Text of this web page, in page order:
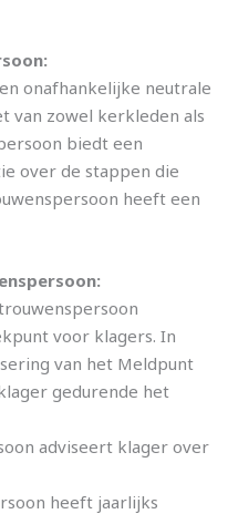
onafhankelijke neutrale
van zowel kerkleden als
biedt een
over de stappen die
heeft een
voor klagers. In
van het Meldpunt
gedurende het
adviseert klager over
heeft jaarlijks